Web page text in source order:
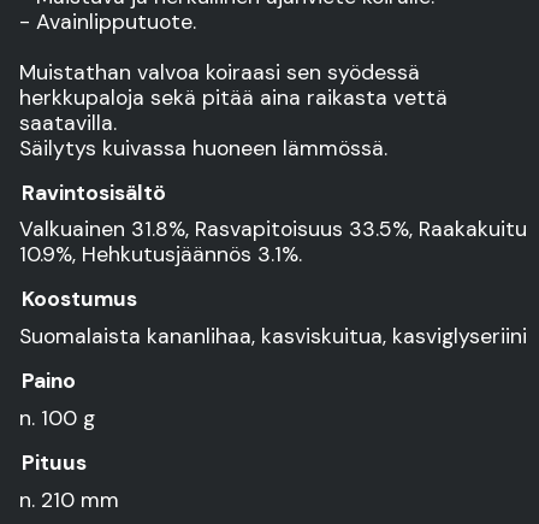
- Avainlipputuote.
Muistathan valvoa koiraasi sen syödessä
herkkupaloja sekä pitää aina raikasta vettä
saatavilla.
Säilytys kuivassa huoneen lämmössä.
Ravintosisältö
Valkuainen 31.8%, Rasvapitoisuus 33.5%, Raakakuitu
10.9%, Hehkutusjäännös 3.1%.
Koostumus
Suomalaista kananlihaa, kasviskuitua, kasviglyseriini
Paino
n. 100 g
Pituus
n. 210 mm